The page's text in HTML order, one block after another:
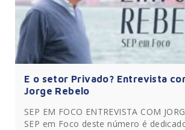
E o setor Privado? Entrevista
Jorge Rebelo
SEP EM FOCO ENTREVISTA COM
SEP em Foco deste número é